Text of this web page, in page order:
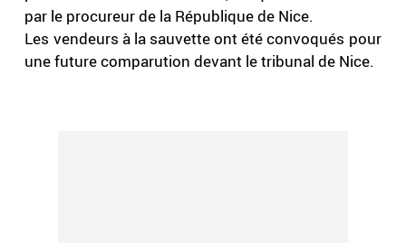
par le procureur de la République de Nice.
Les vendeurs à la sauvette ont été convoqués pour
une future comparution devant le tribunal de Nice.